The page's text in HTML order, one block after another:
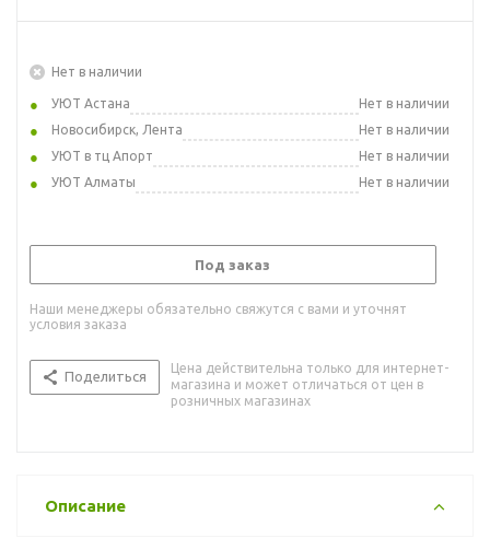
Нет в наличии
УЮТ Астана
Нет в наличии
Новосибирск, Лента
Нет в наличии
УЮТ в тц Апорт
Нет в наличии
УЮТ Алматы
Нет в наличии
Под заказ
Наши менеджеры обязательно свяжутся с вами и уточнят
условия заказа
Поделиться
Цена действительна только для интернет-
магазина и может отличаться от цен в
розничных магазинах
Описание